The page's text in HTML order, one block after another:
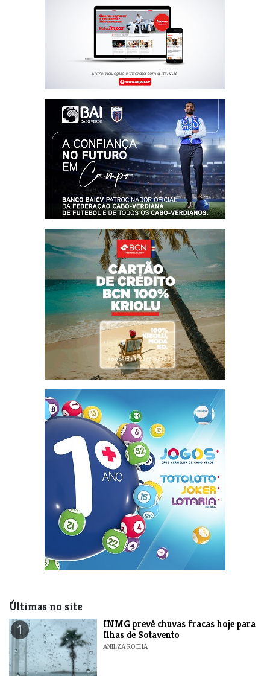
Últimas no site
1
INMG prevê chuvas fracas hoje para
Ilhas de Sotavento
ANILZA ROCHA